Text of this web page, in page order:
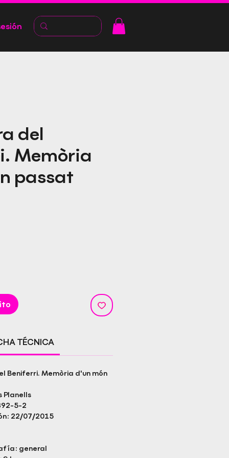
del
Memòria
passat
TÉCNICA
Beniferri. Memòria d'un món
Planells
5-2
22/07/2015
general